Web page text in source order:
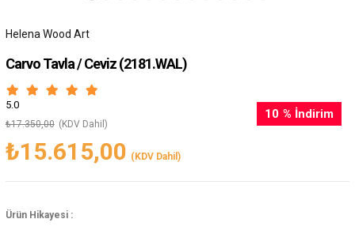
Helena Wood Art
Carvo Tavla / Ceviz(2181.WAL)
5.0
%
10 İndirim
₺17.350,00 (KDV Dahil)
₺15.615,00 (KDV Dahil)
Ürün Hikayesi :